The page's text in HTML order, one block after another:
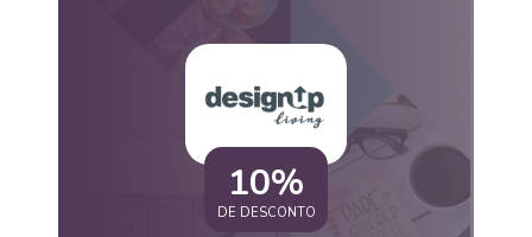
10%
DE DESCONTO